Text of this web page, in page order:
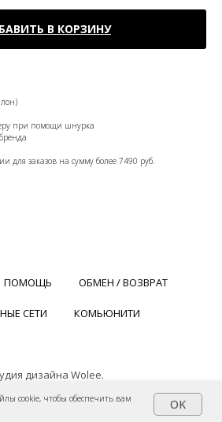
В КОРЗИНУ
при помощи шнурка
для заказов на сумму более 7490 руб.
cookie, чтобы обеспечить вам
OK
ПОМОЩЬ ОБМЕН / ВОЗВРАТ
СЕТИ КОМЬЮНИТИ
дизайна Wolee.